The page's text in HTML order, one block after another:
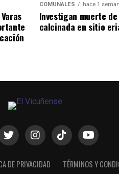
COMUNALES hace 1
Investigan muerte
calcinada en sitio
DE PRIVACIDAD TÉRMINOS Y